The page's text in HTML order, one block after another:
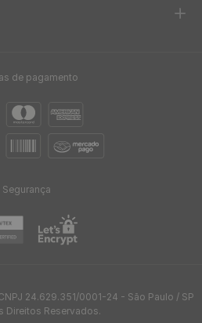
de pagamento
Segurança
24.629.351/0001-24 - São Paulo / SP
Direitos Reservados.